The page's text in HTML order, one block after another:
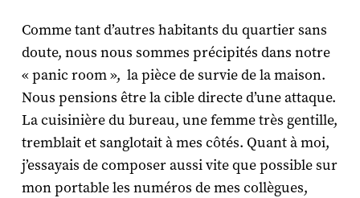
Comme tant d’autres habitants du quartier sans
doute, nous nous sommes précipités dans notre
« panic room », la pièce de survie de la maison.
Nous pensions être la cible directe d’une attaque.
La cuisinière du bureau, une femme très gentille,
tremblait et sanglotait à mes côtés. Quant à moi,
j’essayais de composer aussi vite que possible sur
mon portable les numéros de mes collègues,